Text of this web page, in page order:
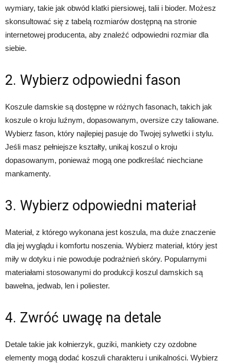
wymiary, takie jak obwód klatki piersiowej, talii i bioder. Możesz
skonsultować się z tabelą rozmiarów dostępną na stronie
internetowej producenta, aby znaleźć odpowiedni rozmiar dla
siebie.
2. Wybierz odpowiedni fason
Koszule damskie są dostępne w różnych fasonach, takich jak
koszule o kroju luźnym, dopasowanym, oversize czy taliowane.
Wybierz fason, który najlepiej pasuje do Twojej sylwetki i stylu.
Jeśli masz pełniejsze kształty, unikaj koszul o kroju
dopasowanym, ponieważ mogą one podkreślać niechciane
mankamenty.
3. Wybierz odpowiedni materiał
Materiał, z którego wykonana jest koszula, ma duże znaczenie
dla jej wyglądu i komfortu noszenia. Wybierz materiał, który jest
miły w dotyku i nie powoduje podrażnień skóry. Popularnymi
materiałami stosowanymi do produkcji koszul damskich są
bawełna, jedwab, len i poliester.
4. Zwróć uwagę na detale
Detale takie jak kołnierzyk, guziki, mankiety czy ozdobne
elementy mogą dodać koszuli charakteru i unikalności. Wybierz